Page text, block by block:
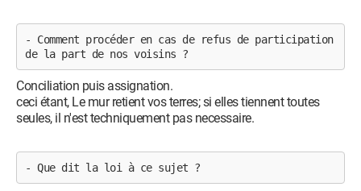
- Comment procéder en cas de refus de participation
de la part de nos voisins ?
Conciliation puis assignation.
ceci étant, Le mur retient vos terres; si elles tiennent toutes
seules, il n'est techniquement pas necessaire.
- Que dit la loi à ce sujet ?